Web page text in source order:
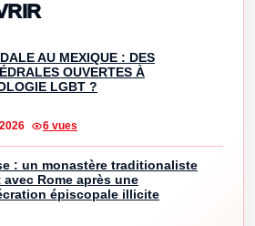
AU MEXIQUE : DES
OUVERTES À
LGBT ?
6 vues
: un monastère traditionaliste
avec Rome après une
épiscopale illicite